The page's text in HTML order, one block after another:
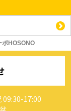
ポHOSONO
09:30-17:00